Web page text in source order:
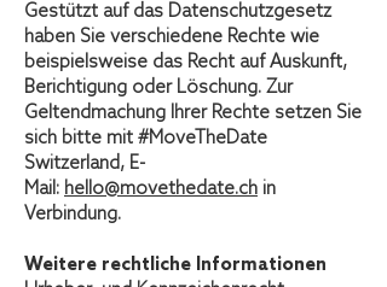
Gestützt auf das Datenschutzgesetz
haben Sie verschiedene Rechte wie
beispielsweise das Recht auf Auskunft,
Berichtigung oder Löschung. Zur
Geltendmachung Ihrer Rechte setzen Sie
sich bitte mit #MoveTheDate
Switzerland, E-
Mail: hello@movethedate.ch in
Verbindung.
Weitere rechtliche Informationen